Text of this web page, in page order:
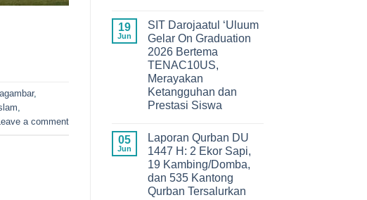
,
,
a comment
XIII
SDIT
Darojaatul
‘Uluum
Tahun
2026
on
Keseruan
Qur’an
Camp
2026
di
Megamendung
Bogor,
Membangun
Generasi
Qur’an
19
Jun
SIT Darojaatul ‘Uluum
Gelar On Graduation
2026 Bertema
TENAC10US,
Merayakan
Ketangguhan dan
Prestasi Siswa
SIT
Darojaatul
‘Uluum
Gelar
On
Graduation
05
Jun
Laporan Qurban DU
1447 H: 2 Ekor Sapi,
19 Kambing/Domba,
dan 535 Kantong
Qurban Tersalurkan